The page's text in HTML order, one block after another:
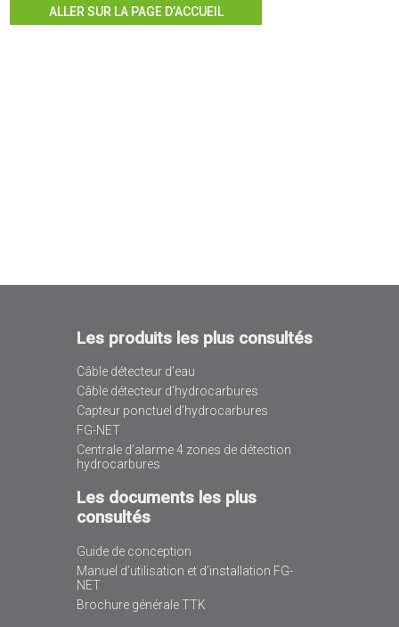
ALLER SUR LA PAGE D’ACCUEIL
Les produits les plus consultés
Câble détecteur d’eau
Câble détecteur d’hydrocarbures
Capteur ponctuel d’hydrocarbures
FG-NET
Centrale d’alarme 4 zones de détection
hydrocarbures
Les documents les plus
consultés
Guide de conception
Manuel d’utilisation et d’installation FG-
NET
Brochure générale TTK